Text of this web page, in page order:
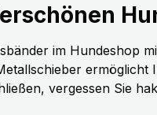
im Hundeshop
vergessen Sie